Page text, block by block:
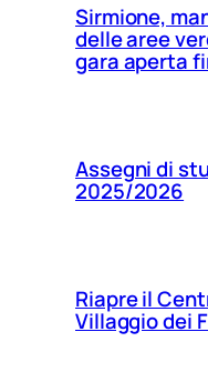
Sirmione,
delle aree
gara aperta
Assegni di
2025/2026
Riapre il
Villaggio dei